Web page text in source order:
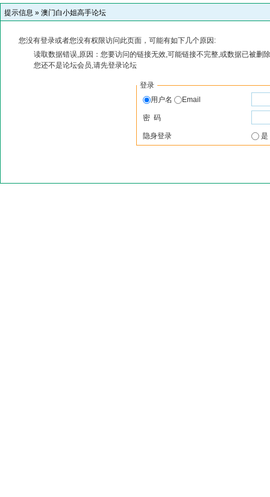
提示信息 » 澳门白小姐高手论坛
您没有登录或者您没有权限访问此页面，可能有如下几个原因:
读取数据错误,原因：您要访问的链接无效,可能链接不完整,或数据已被删
您还不是论坛会员,请先登录论坛
登录
用户名
Email
密 码
隐身登录